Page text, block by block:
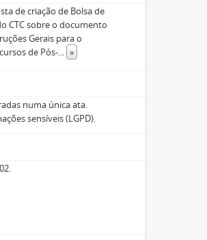
de criação de Bolsa de
CTC sobre o documento
Gerais para o
de Pós-... »
numa única ata.
sensíveis (LGPD).